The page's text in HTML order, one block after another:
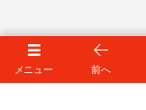
メニュー 前へ